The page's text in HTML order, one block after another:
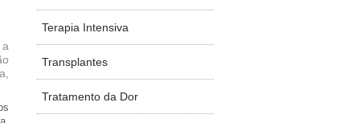
Terapia Intensiva
Transplantes
Tratamento da Dor